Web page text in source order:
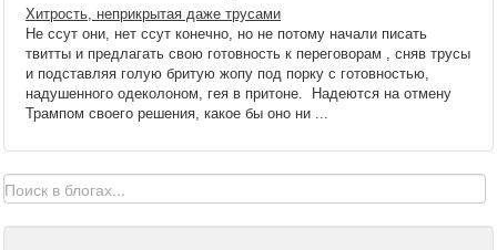
Хитрость, неприкрытая даже трусами
Не ссут они, нет ссут конечно, но не потому начали писать
твитты и предлагать свою готовность к переговорам , сняв трусы
и подставляя голую бритую жопу под порку с готовностью,
надушенного одеколоном, гея в притоне. Надеются на отмену
Трампом своего решения, какое бы оно ни ...